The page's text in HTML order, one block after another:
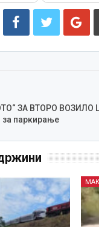
ЗА ВТОРО ВОЗИЛО
за паркирање